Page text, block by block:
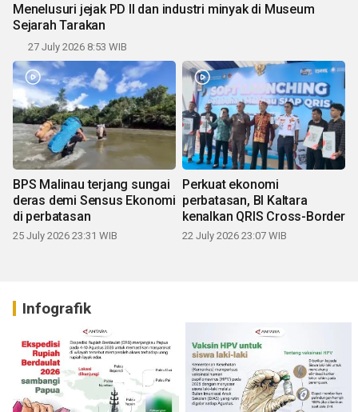
Menelusuri jejak PD II dan industri minyak di Museum
Sejarah Tarakan
27 July 2026 8:53 WIB
BPS Malinau terjang sungai
deras demi Sensus Ekonomi
di perbatasan
25 July 2026 23:31 WIB
Perkuat ekonomi
perbatasan, BI Kaltara
kenalkan QRIS Cross-Border
22 July 2026 23:07 WIB
Infografik